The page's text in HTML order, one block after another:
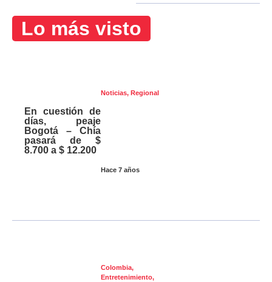
Lo más visto
Noticias, Regional
Hace 7 años
En cuestión de
días, peaje
Bogotá – Chía
pasará de $
8.700 a $ 12.200
Colombia,
Entretenimiento,